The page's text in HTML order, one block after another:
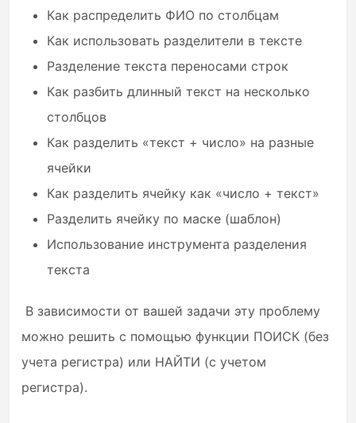
Как распределить ФИО по столбцам
Как использовать разделители в тексте
Разделение текста переносами строк
Как разбить длинный текст на несколько
столбцов
Как разделить «текст + число» на разные
ячейки
Как разделить ячейку как «число + текст»
Разделить ячейку по маске (шаблон)
Использование инструмента разделения
текста
В зависимости от вашей задачи эту проблему
можно решить с помощью функции ПОИСК (без
учета регистра) или НАЙТИ (с учетом
регистра).